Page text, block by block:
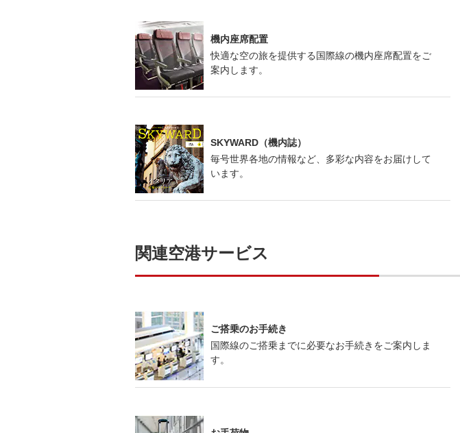
機内座席配置
快適な空の旅を提供する国際線の機内座席配置をご
案内します。
SKYWARD（機内誌）
毎号世界各地の情報など、多彩な内容をお届けして
います。
関連空港サービス
ご搭乗のお手続き
国際線のご搭乗までに必要なお手続きをご案内しま
す。